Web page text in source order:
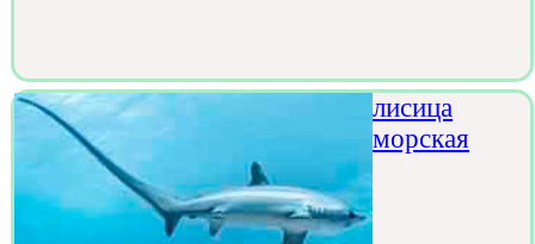
лисица
морская